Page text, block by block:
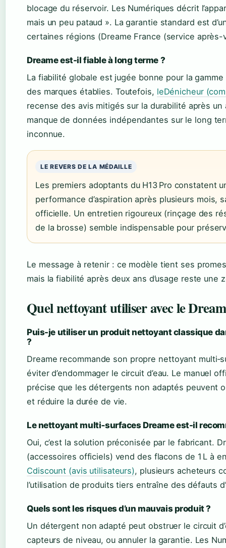
blocage du réservoir. Les Numériques décrit
mais un peu pataud ». La garantie standard est
certaines régions (Dreame France (service après-
Dreame est-il fiable à long terme ?
La fiabilité globale est jugée bonne pour la
des marques établies. Toutefois, leDénicheur
recense des avis mitigés sur la durabilité après un
manque de données indépendantes sur le long
inconnue.
LE REVERS DE LA MÉDAILLE
Les premiers adoptants du H13 Pro constatent
performance d’aspiration après plusieurs mois,
officielle. Un entretien rigoureux (rinçage des
de la brosse) semble indispensable pour
Le message à retenir : ce modèle tient ses
mais la fiabilité après deux ans d’usage reste une
Quel nettoyant utiliser avec le
Puis-je utiliser un produit nettoyant classique
?
Dreame recommande son propre nettoyant
éviter d’endommager le circuit d’eau. Le manuel
précise que les détergents non adaptés peuvent
et réduire la durée de vie.
Le nettoyant multi‑surfaces Dreame est-il
Oui, c’est la solution préconisée par le fabricant.
(accessoires officiels) vend des flacons de 1 L à
Cdiscount (avis utilisateurs), plusieurs acheteurs
l’utilisation de produits tiers entraîne des défauts
Quels sont les risques d’un mauvais produit ?
Un détergent non adapté peut obstruer le circuit
capteurs de niveau, ou annuler la garantie. Les